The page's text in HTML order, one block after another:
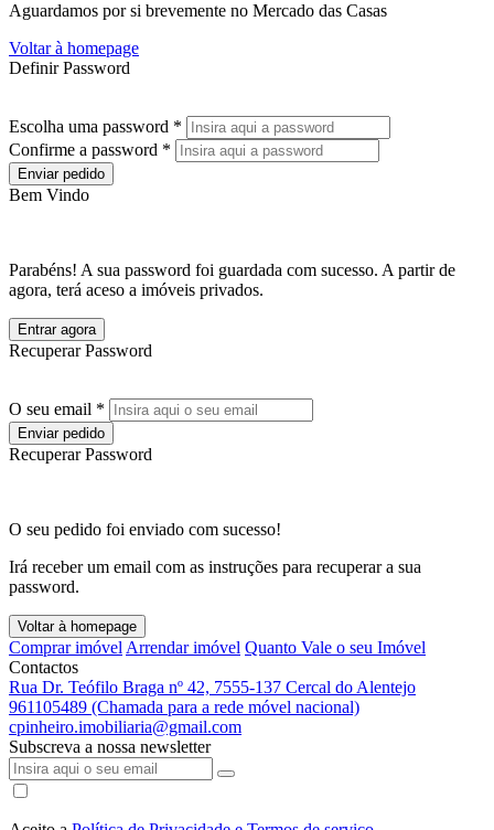
Aguardamos por si brevemente no Mercado das Casas
Voltar à homepage
Definir Password
Escolha uma password *
Confirme a password *
Enviar pedido
Bem Vindo
Parabéns! A sua password foi guardada com sucesso. A partir de
agora, terá aceso a imóveis privados.
Entrar agora
Recuperar Password
O seu email *
Enviar pedido
Recuperar Password
O seu pedido foi enviado com sucesso!
Irá receber um email com as instruções para recuperar a sua
password.
Voltar à homepage
Comprar imóvel Arrendar imóvel Quanto Vale o seu Imóvel
Contactos
Rua Dr. Teófilo Braga nº 42, 7555-137 Cercal do Alentejo
961105489 (Chamada para a rede móvel nacional)
cpinheiro.imobiliaria@gmail.com
Subscreva a nossa newsletter